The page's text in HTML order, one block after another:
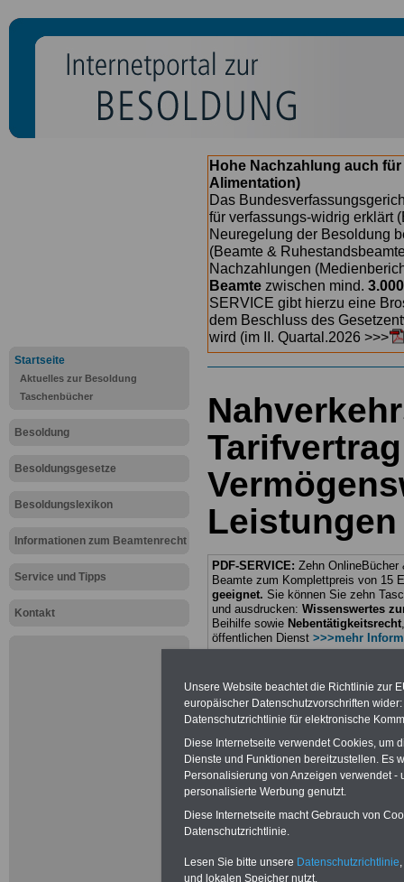
Startseite
Aktuelles zur Besoldung
Taschenbücher
Besoldung
Besoldungsgesetze
Besoldungslexikon
Informationen zum Beamtenrecht
Service und Tipps
Kontakt
Hohe Nachzahlung auch
Alimentation)
Das
für verfassungs-widrig erklärt
Neuregelung der Besoldung
(Beamte &
Nachzahlungen
Beamte zwischen mind.
SERVICE gibt hierzu eine
dem Beschluss des
wird (im II. Quartal.2026 >>>
Tarifvertrag
PDF-SERVICE: Zehn
Beamte zum Komplettpreis von 15
geeignet. Sie können Sie zehn
und ausdrucken: Wissenswertes
Beihilfe sowie Nebentätigkeitsrecht
öffentlichen Dienst >>>mehr
Teilweise 5-stellige Nachzahlungen
Post, Telekom und Postbank)
amtsangemessen Alimentation
Hier die
abschließen!
Unsere Website beachtet die Richtlinie zur
europäischer Datenschutzvorschriften
Datenschutzrichtlinie für elektronische
Diese Internetseite verwendet Cookies, um
Dienste und Funktionen bereitzustellen. Es
Personalisierung von Anzeigen verwendet
personalisierte Werbung genutzt.
Diese Internetseite macht Gebrauch von
Datenschutzrichtlinie.
Lesen Sie bitte unsere Datenschutzrichtlinie
und lokalen Speicher nutzt.